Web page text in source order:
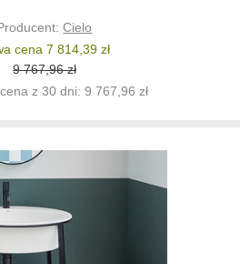
Cielo
cena 7 814,39 zł
9 767,96 zł
z 30 dni: 9 767,96 zł